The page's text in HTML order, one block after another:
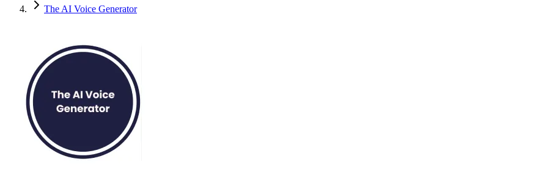
The AI Voice Generator